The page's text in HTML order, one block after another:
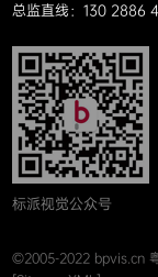
总监直线：130 2886
标派视觉公众号
©2005-2022 bpvis.cn